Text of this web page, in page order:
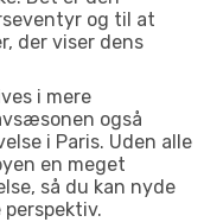
og til at
der viser dens
i mere
også
i Paris. Uden alle
en meget
så du kan nyde